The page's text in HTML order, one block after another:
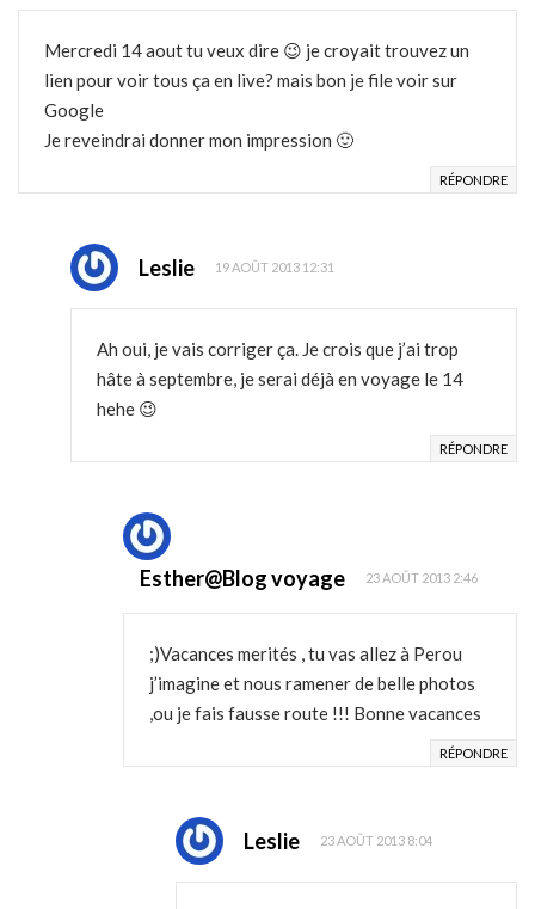
Mercredi 14 aout tu veux dire 😉 je croyait trouvez un
lien pour voir tous ça en live? mais bon je file voir sur
Google
Je reveindrai donner mon impression 🙂
RÉPONDRE
Leslie 19 AOÛT 2013 12:31
Ah oui, je vais corriger ça. Je crois que j’ai trop
hâte à septembre, je serai déjà en voyage le 14
hehe 😉
RÉPONDRE
Esther@Blog voyage 23 AOÛT 2013 2:46
;)Vacances merités , tu vas allez à Perou
j’imagine et nous ramener de belle photos
,ou je fais fausse route !!! Bonne vacances
RÉPONDRE
Leslie 23 AOÛT 2013 8:04